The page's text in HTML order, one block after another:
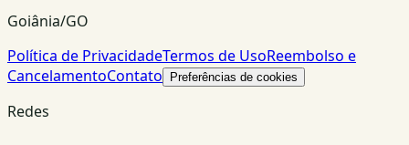
Goiânia/GO
Política de PrivacidadeTermos de UsoReembolso e
CancelamentoContato Preferências de cookies
Redes